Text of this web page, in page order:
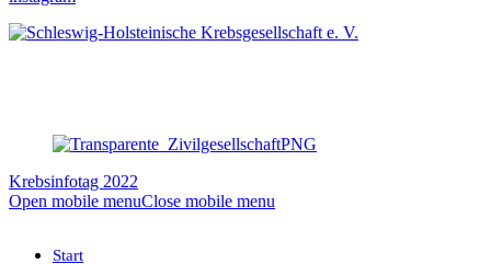
Krebsinfotag 2022
Open mobile menuClose mobile menu
Start